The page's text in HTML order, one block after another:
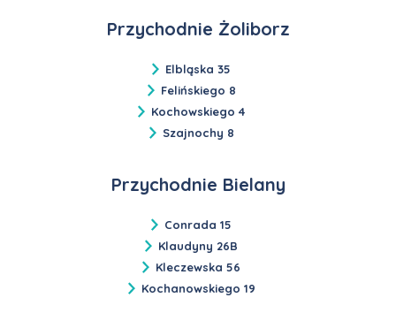
Przychodnie Żoliborz
Elbląska 35
Felińskiego 8
Kochowskiego 4
Szajnochy 8
Przychodnie Bielany
Conrada 15
Klaudyny 26B
Kleczewska 56
Kochanowskiego 19